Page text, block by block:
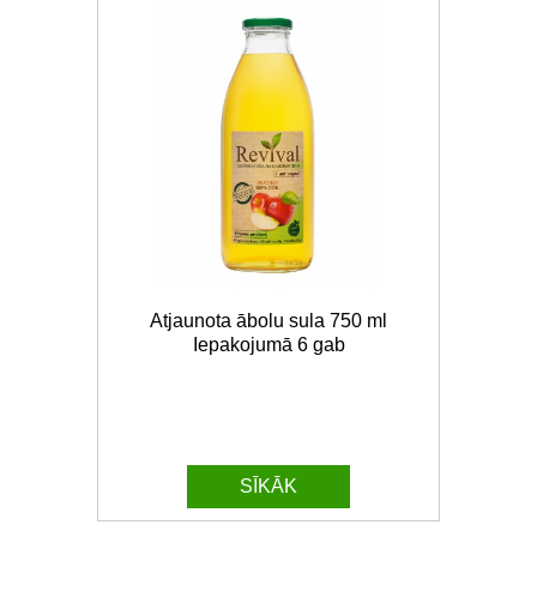
Atjaunota ābolu sula 750 ml
Iepakojumā 6 gab
SĪKĀK